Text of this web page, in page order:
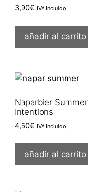
3,90€ IVA Incluido
añadir al carrito
Naparbier Summer
Intentions
4,60€ IVA Incluido
añadir al carrito